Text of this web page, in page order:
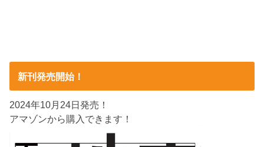
新刊発売開始！
2024年10月24日発売！
アマゾンから購入できます！